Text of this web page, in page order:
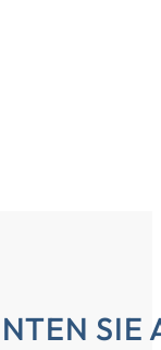
SIE